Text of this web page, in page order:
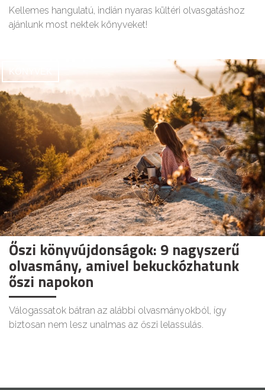
Kellemes hangulatú, indián nyaras kültéri olvasgatáshoz
ajánlunk most nektek könyveket!
KÖNYVEK
Őszi könyvújdonságok: 9 nagyszerű
olvasmány, amivel bekuckózhatunk
őszi napokon
Válogassatok bátran az alábbi olvasmányokból, így
biztosan nem lesz unalmas az őszi lelassulás.